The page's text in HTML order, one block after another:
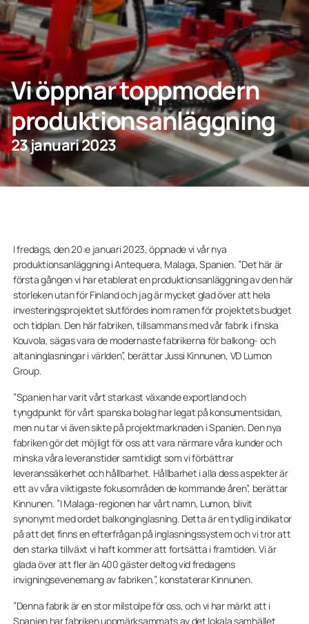
Privatperson
Företagskund
KONTAKTA OSS
Vi öppnar toppmodern
produktionsanläggning
23 januari 2023
I fredags, den 20:e januari 2023, öppnade vi vår nya
produktionsanläggning i Antequera, Malaga, Spanien. ”Det här är
första gången vi har etablerat en produktionsanläggning av den här
storleken utan för Finland och jag är mycket glad över att hela
investeringsprojektet slutfördes inom ramen för projektets budget
och tidplan. Den här fabriken, tillsammans med vår fabrik i finska
Kouvola, sägas vara de modernaste fabrikerna för balkong- och
altaninglasningar i världen”, berättar Jussi Kinnunen, VD Lumon
Group.
”Spanien har varit vårt starkast växande exportland och
tyngdpunkt för vårt spanska bolag har legat på konsumentsidan,
men nu tar vi även sikte på projektmarknaden i Spanien. Den nya
fabriken gör det möjligt för oss att vara närmare våra kunder och
minska våra leveranstider samtidigt som vi förbättrar
leveranssäkerhet och hållbarhet. Hållbarhet i alla dess aspekter är
ett av våra viktigaste fokusområden de kommande åren”, berättar
Kinnunen. ”I Malaga-regionen har vårt namn, Lumon, blivit
synonymt med ordet balkonginglasning. Detta är en tydlig indikator
på att det finns en efterfrågan på inglasningssystem och vi tror att
den starka tillväxt vi haft kommer att fortsätta i framtiden. Vi är
glada över att fler än 400 gäster deltog vid fredagens
invigningsevenemang av fabriken.”, konstaterar Kinnunen.
”Denna fabrik är en stor milstolpe för oss, och vi har märkt att i
Spanien har fabriken uppmärksammats av det lokala samhället